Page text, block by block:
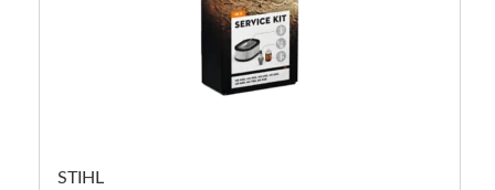
STIHL